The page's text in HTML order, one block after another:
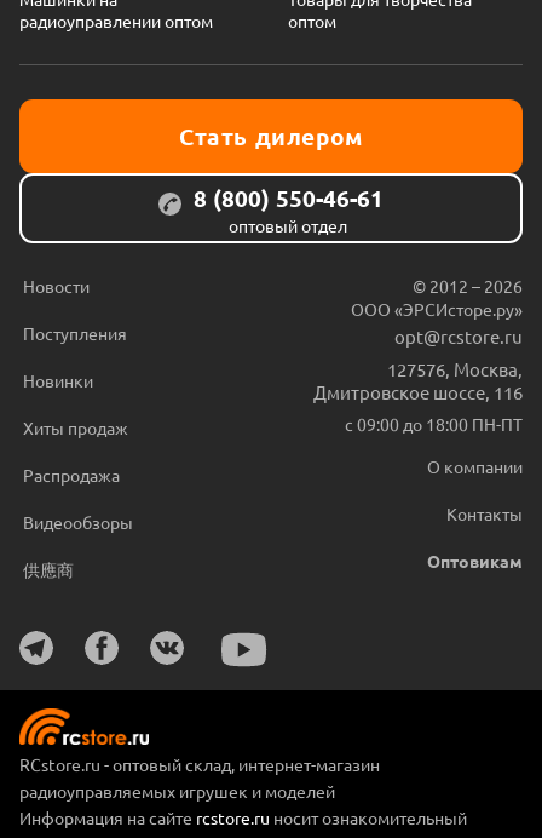
радиоуправлении оптом
оптом
Стать дилером
8 (800) 550-46-61
оптовый отдел
Новости
Поступления
Новинки
Хиты продаж
Распродажа
Видеообзоры
供應商
© 2012 – 2026
ООО «ЭРСИсторе.ру»
opt@rcstore.ru
127576 Москва
Дмитровское шоссе, 116
с 09:00 до 18:00 ПН-ПТ
О компании
Контакты
Оптовикам
RCstore.ru - оптовый склад, интернет-магазин
радиоуправляемых игрушек и моделей
Информация на сайте rcstore.ru носит ознакомительный